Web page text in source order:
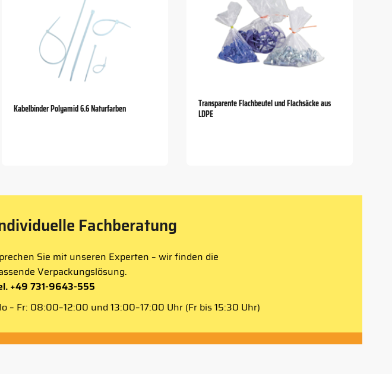
Kabelbinder Polyamid 6.6 Naturfarben
Transparente Flachbeutel und Flachsäcke aus
LDPE
Fachberatung
Sie mit unseren Experten – wir finden die
Verpackungslösung.
+49 731-9643-555
– Fr: 08:00–12:00 und 13:00–17:00 Uhr (Fr bis 15:30 Uhr)